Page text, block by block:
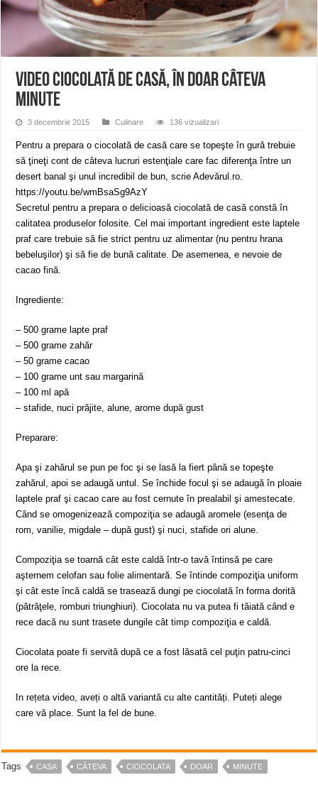
ANUNȚ OPRIRE APĂ în Reșița – avarie – 04.08.2026 – str. Văliugului și
ANUNŢ OPRIRE APĂ în CARANSEBEȘ – 04.08.2026 – avarie – Calea
VIDEO Ciocolată de casă, în doar câteva
minute
3 decembrie 2015 Culinare 136 vizualizari
Pentru a prepara o ciocolată de casă care se topeşte în gură trebuie
să ţineţi cont de câteva lucruri estenţiale care fac diferenţa între un
desert banal şi unul incredibil de bun, scrie Adevărul.ro.
https://youtu.be/wmBsaSg9AzY
Secretul pentru a prepara o delicioasă ciocolată de casă constă în
calitatea produselor folosite. Cel mai important ingredient este laptele
praf care trebuie să fie strict pentru uz alimentar (nu pentru hrana
bebeluşilor) şi să fie de bună calitate. De asemenea, e nevoie de
cacao fină.
Ingrediente:
– 500 grame lapte praf
– 500 grame zahăr
– 50 grame cacao
– 100 grame unt sau margarină
– 100 ml apă
– stafide, nuci prăjite, alune, arome după gust
Preparare:
Apa şi zahărul se pun pe foc şi se lasă la fiert până se topeşte
zahărul, apoi se adaugă untul. Se închide focul şi se adaugă în ploaie
laptele praf şi cacao care au fost cernute în prealabil şi amestecate.
Când se omogenizează compoziţia se adaugă aromele (esenţa de
rom, vanilie, migdale – după gust) şi nuci, stafide ori alune.
Compoziţia se toarnă cât este caldă într-o tavă întinsă pe care
aşternem celofan sau folie alimentară. Se întinde compoziţia uniform
şi cât este încă caldă se trasează dungi pe ciocolată în forma dorită
(pătrăţele, romburi triunghiuri). Ciocolata nu va putea fi tăiată când e
rece dacă nu sunt trasete dungile cât timp compoziţia e caldă.
Ciocolata poate fi servită după ce a fost lăsată cel puţin patru-cinci
ore la rece.
In rețeta video, aveți o altă variantă cu alte cantități. Puteți alege
care vă place. Sunt la fel de bune.
Tags CASA CÂTEVA CIOCOLATA DOAR MINUTE